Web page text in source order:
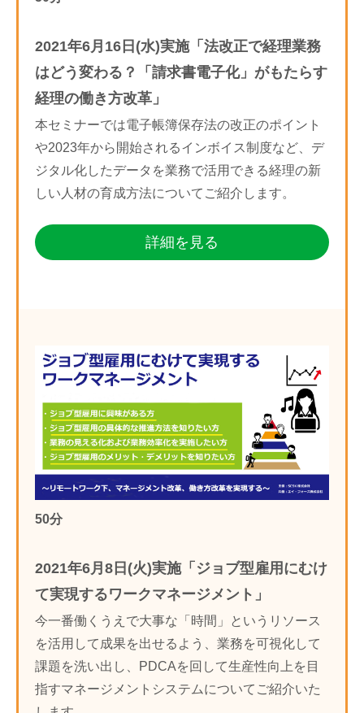
2021年6月16日(水)実施「法改正で経理業務
はどう変わる？「請求書電子化」がもたらす
経理の働き方改革」
本セミナーでは電子帳簿保存法の改正のポイント
や2023年から開始されるインボイス制度など、デ
ジタル化したデータを業務で活用できる経理の新
しい人材の育成方法についてご紹介します。
詳細を見る
50分
2021年6月8日(火)実施「ジョブ型雇用にむけ
て実現するワークマネージメント」
今一番働くうえで大事な「時間」というリソース
を活用して成果を出せるよう、業務を可視化して
課題を洗い出し、PDCAを回して生産性向上を目
指すマネージメントシステムについてご紹介いた